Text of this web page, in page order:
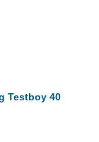
Testboy 40